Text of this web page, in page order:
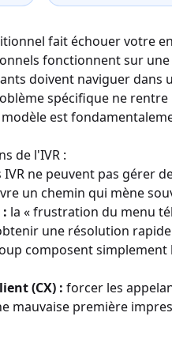
fait échouer votre
fonctionnent sur
doivent naviguer
spécifique ne
modèle est
de l'IVR :
IVR ne peuvent pas gérer
un chemin qui mène
la « frustration du menu
une résolution
composent
(CX) : forcer les
mauvaise première